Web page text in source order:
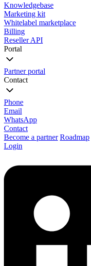
Knowledgebase
Marketing kit
Whitelabel marketplace
Billing
Reseller API
Portal
Partner portal
Contact
Phone
Email
WhatsApp
Contact
Become a partner Roadmap
Login